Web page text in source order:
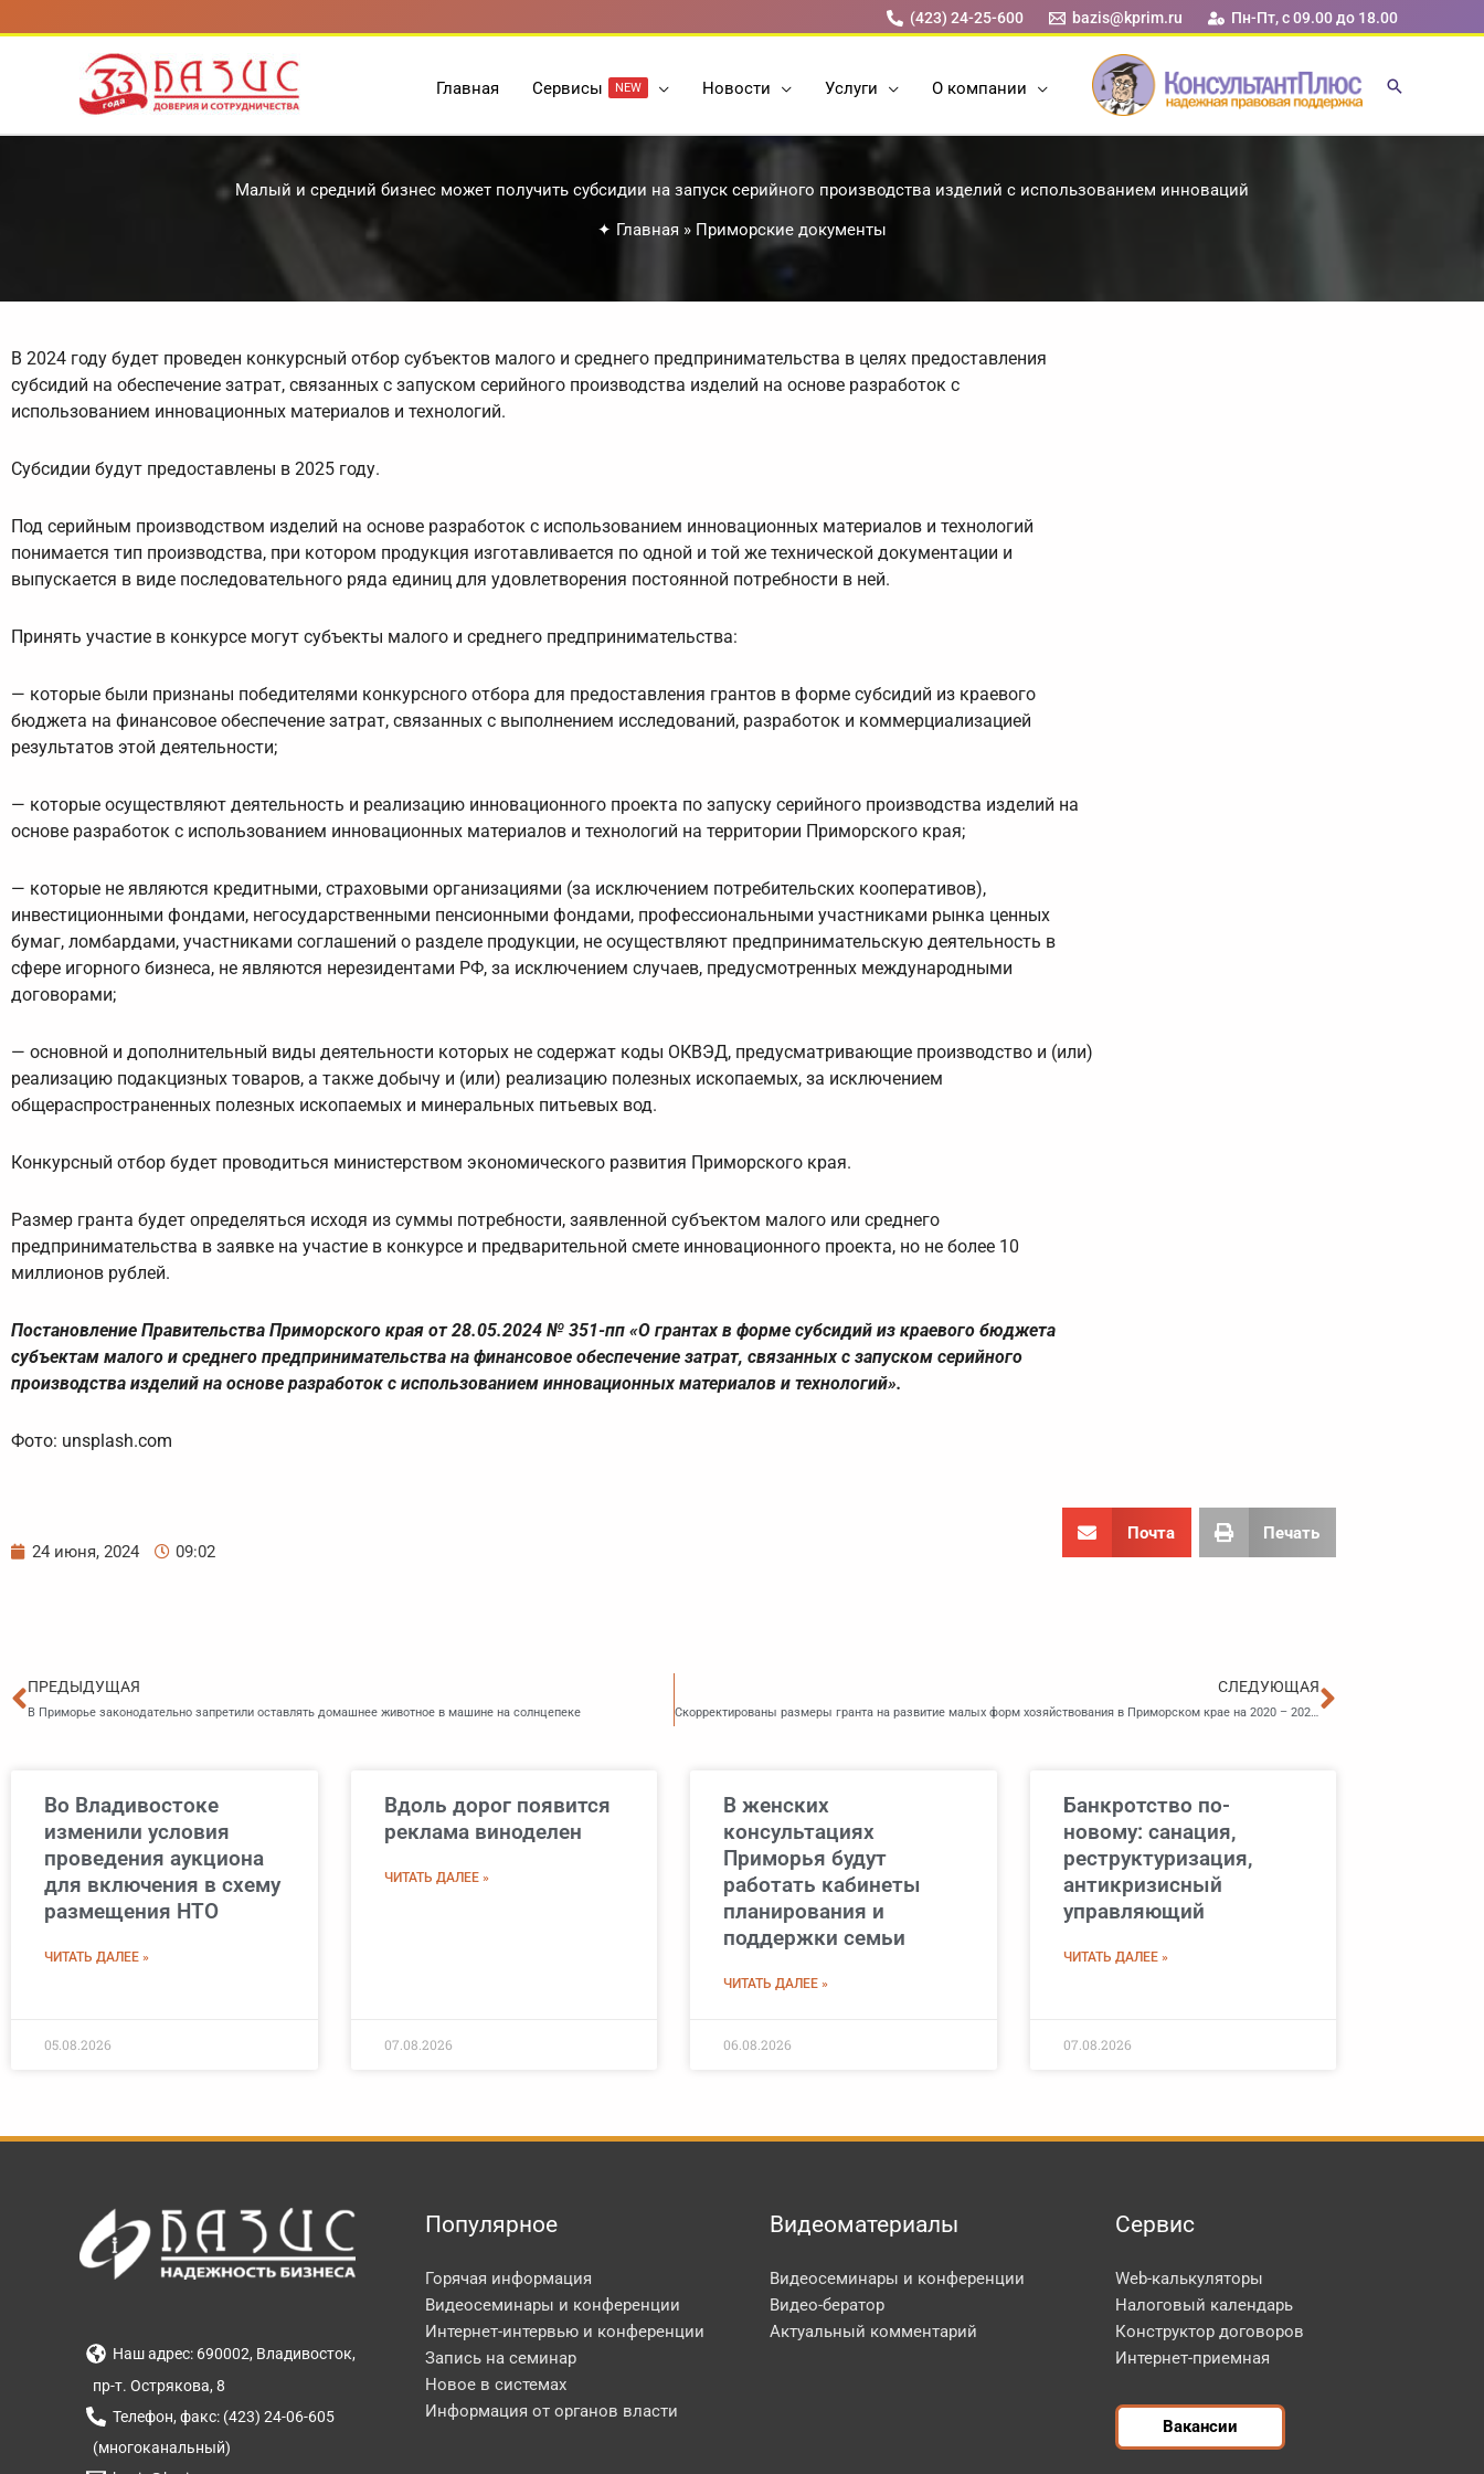
к
содержимому
(423) 24-25-600 bazis@kprim.ru Пн-Пт, с 09.00 до 18.00
Главная Cервисы NEW Новости Услуги О компании
Малый и средний бизнес может получить субсидии на запуск серийного производства изделий с использованием инноваций
✦ Главная » Приморские документы
В 2024 году будет проведен конкурсный отбор субъектов малого и среднего предпринимательства в целях предоставления
субсидий на обеспечение затрат, связанных с запуском серийного производства изделий на основе разработок с
использованием инновационных материалов и технологий.
Субсидии будут предоставлены в 2025 году.
Под серийным производством изделий на основе разработок с использованием инновационных материалов и технологий
понимается тип производства, при котором продукция изготавливается по одной и той же технической документации и
выпускается в виде последовательного ряда единиц для удовлетворения постоянной потребности в ней.
Принять участие в конкурсе могут субъекты малого и среднего предпринимательства:
— которые были признаны победителями конкурсного отбора для предоставления грантов в форме субсидий из краевого
бюджета на финансовое обеспечение затрат, связанных с выполнением исследований, разработок и коммерциализацией
результатов этой деятельности;
— которые осуществляют деятельность и реализацию инновационного проекта по запуску серийного производства изделий на
основе разработок с использованием инновационных материалов и технологий на территории Приморского края;
— которые не являются кредитными, страховыми организациями (за исключением потребительских кооперативов),
инвестиционными фондами, негосударственными пенсионными фондами, профессиональными участниками рынка ценных
бумаг, ломбардами, участниками соглашений о разделе продукции, не осуществляют предпринимательскую деятельность в
сфере игорного бизнеса, не являются нерезидентами РФ, за исключением случаев, предусмотренных международными
договорами;
— основной и дополнительный виды деятельности которых не содержат коды ОКВЭД, предусматривающие производство и (или)
реализацию подакцизных товаров, а также добычу и (или) реализацию полезных ископаемых, за исключением
общераспространенных полезных ископаемых и минеральных питьевых вод.
Конкурсный отбор будет проводиться министерством экономического развития Приморского края.
Размер гранта будет определяться исходя из суммы потребности, заявленной субъектом малого или среднего
предпринимательства в заявке на участие в конкурсе и предварительной смете инновационного проекта, но не более 10
миллионов рублей.
Постановление Правительства Приморского края от 28.05.2024 № 351-пп «О грантах в форме субсидий из краевого бюджета
субъектам малого и среднего предпринимательства на финансовое обеспечение затрат, связанных с запуском серийного
производства изделий на основе разработок с использованием инновационных материалов и технологий».
Фото: unsplash.com
24 июня, 2024 09:02
Почта Печать
Пред
ПРЕДЫДУЩАЯ
В Приморье законодательно запретили оставлять домашнее животное в машине на солнцепеке
СЛЕДУЮЩАЯ
Скорректированы размеры гранта на развитие малых форм хозяйствования в Приморском крае на 2020 – 2027 годы
Во Владивостоке
изменили условия
проведения аукциона
для включения в схему
размещения НТО
ЧИТАТЬ ДАЛЕЕ »
05.08.2026
Вдоль дорог появится
реклама виноделен
ЧИТАТЬ ДАЛЕЕ »
07.08.2026
В женских
консультациях
Приморья будут
работать кабинеты
планирования и
поддержки семьи
ЧИТАТЬ ДАЛЕЕ »
06.08.2026
Банкротство по-
новому: санация,
реструктуризация,
антикризисный
управляющий
ЧИТАТЬ ДАЛЕЕ »
07.08.2026
Наш адрес: 690002, Владивосток,
пр-т. Острякова, 8
Телефон, факс: (423) 24-06-605
(многоканальный)
Популярное
Горячая информация
Видеосеминары и конференции
Интернет-интервью и конференции
Запись на семинар
Новое в системах
Информация от органов власти
Видеоматериалы
Видеосеминары и конференции
Видео-бератор
Актуальный комментарий
Сервис
Web-калькуляторы
Налоговый календарь
Конструктор договоров
Интернет-приемная
Вакансии